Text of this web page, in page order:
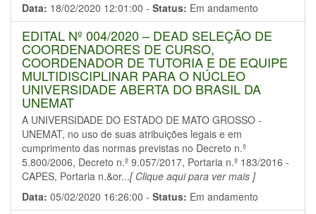
Data: 18/02/2020 12:01:00 - Status: Em andamento
EDITAL Nº 004/2020 – DEAD SELEÇÃO DE
COORDENADORES DE CURSO,
COORDENADOR DE TUTORIA E DE EQUIPE
MULTIDISCIPLINAR PARA O NÚCLEO
UNIVERSIDADE ABERTA DO BRASIL DA
UNEMAT
A UNIVERSIDADE DO ESTADO DE MATO GROSSO -
UNEMAT, no uso de suas atribuições legais e em
cumprimento das normas previstas no Decreto n.º
5.800/2006, Decreto n.º 9.057/2017, Portaria n.º 183/2016 -
CAPES, Portaria n.&or...[ Clique aqui para ver mais ]
Data: 05/02/2020 16:26:00 - Status: Em andamento